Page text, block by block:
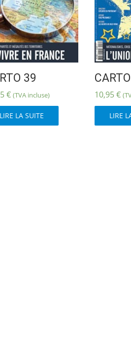
39
€ (TVA incluse)
LIRE LA SUITE
10,95€
LIRE